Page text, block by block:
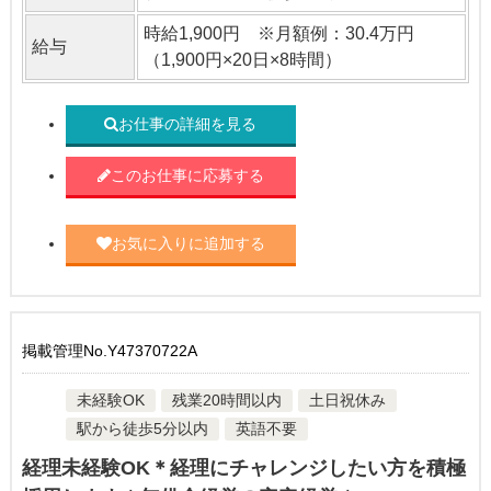
給与
時給1,900円 ※月額例：30.4万円
（1,900円×20日×8時間）
お仕事の詳細を見る
このお仕事に応募する
お気に入りに追加する
掲載管理No.Y47370722A
未経験OK 残業20時間以内
土日祝休み
駅から徒歩5分以内
英語不要
経理未経験OK＊経理にチャレンジしたい方を積極